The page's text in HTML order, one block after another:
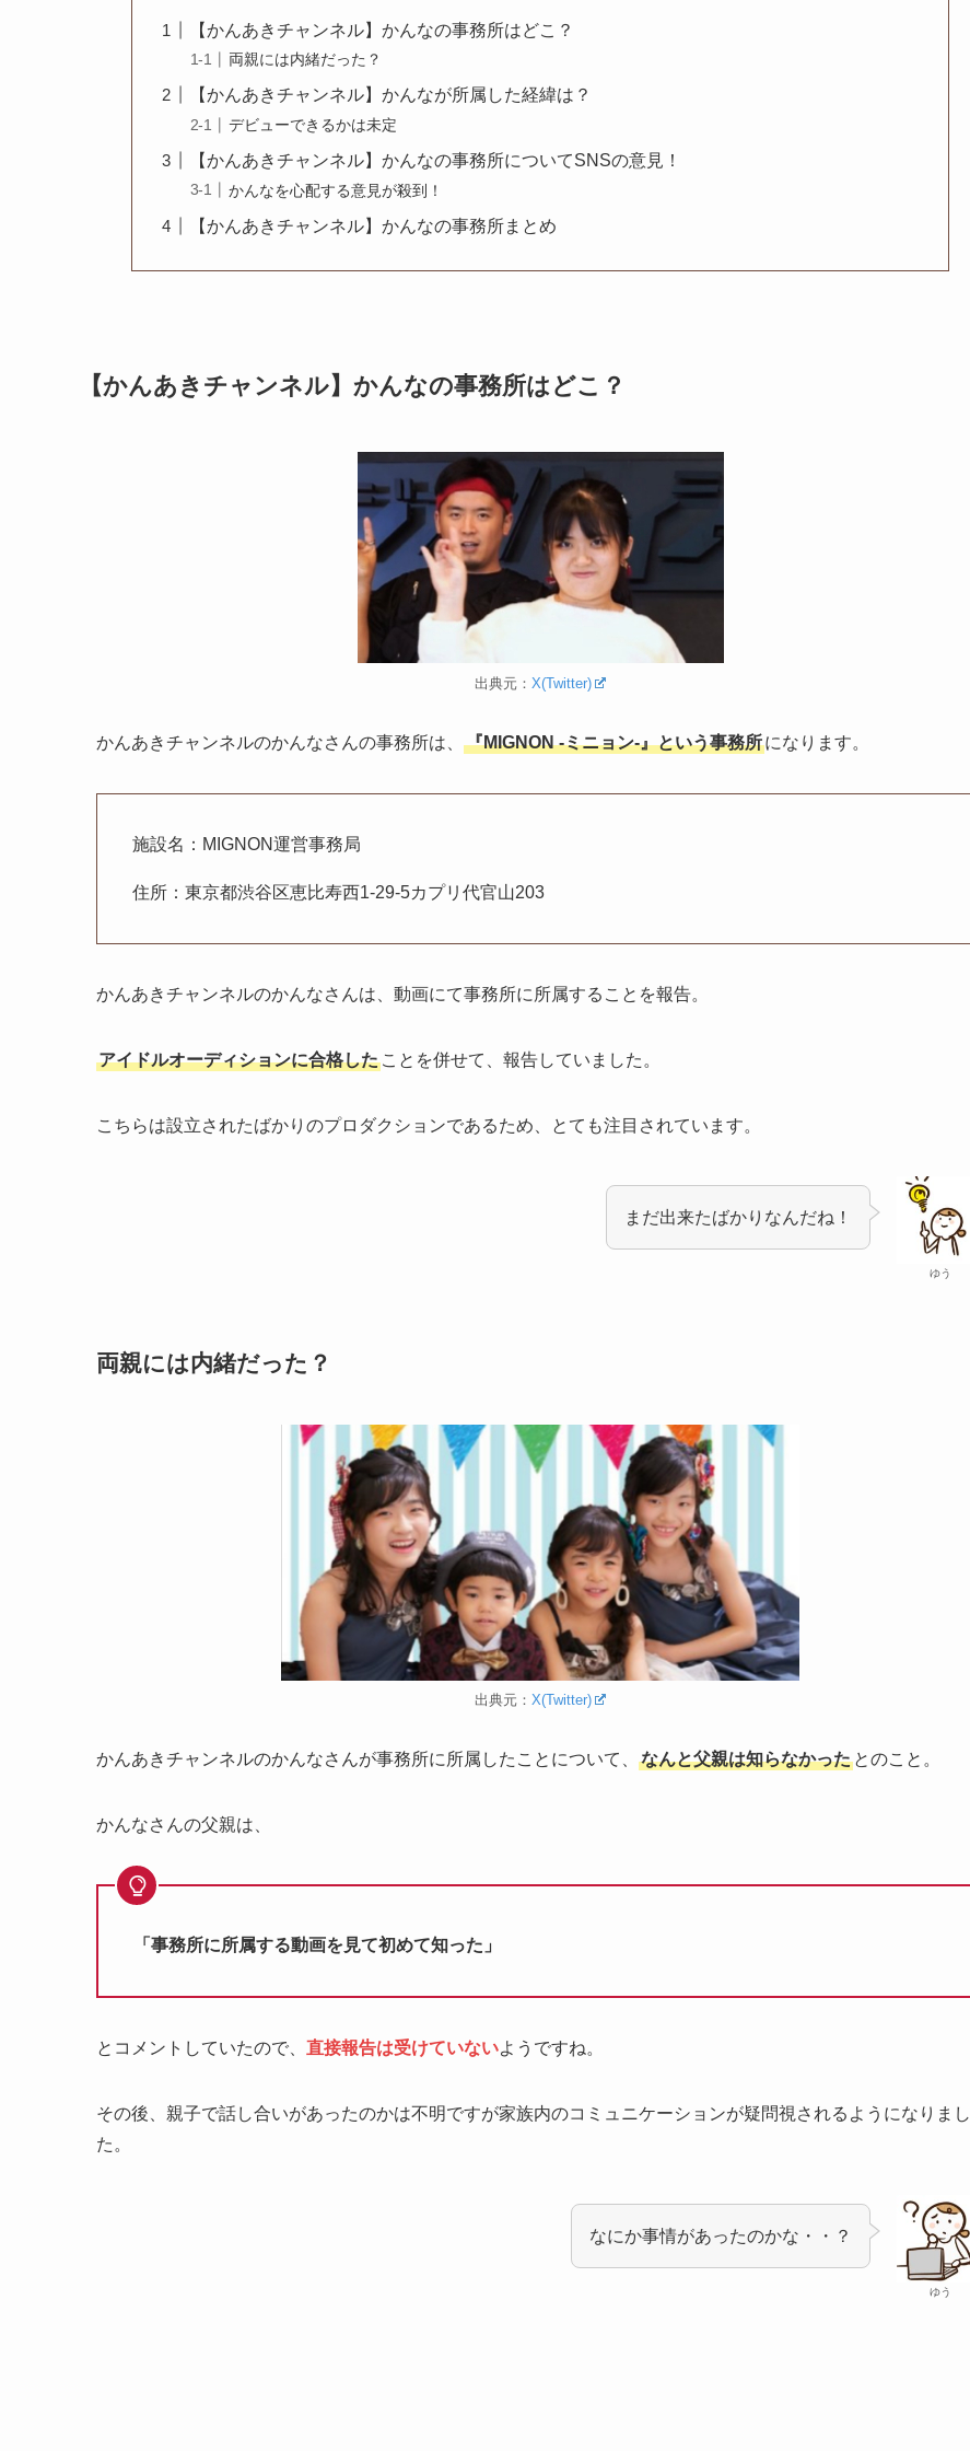
【かんあきチャンネル】かんなの事務所はどこ？
両親には内緒だった？
【かんあきチャンネル】かんなが所属した経緯は？
デビューできるかは未定
【かんあきチャンネル】かんなの事務所についてSNSの意見！
かんなを心配する意見が殺到！
【かんあきチャンネル】かんなの事務所まとめ
【かんあきチャンネル】かんなの事務所はどこ？
出典元： X(Twitter)
かんあきチャンネルのかんなさんの事務所は、 『MIGNON -ミニョン-』という事務所になります。
施設名：MIGNON運営事務局
住所：東京都渋谷区恵比寿西1-29-5カプリ代官山203
かんあきチャンネルのかんなさんは、動画にて事務所に所属することを報告。
アイドルオーディションに合格した ことを併せて、報告していました。
こちらは設立されたばかりのプロダクションであるため、とても注目されています。
ゆう
まだ出来たばかりなんだね！
両親には内緒だった？
出典元： X(Twitter)
かんあきチャンネルのかんなさんが事務所に所属したことについて、 なんと父親は知らなかった とのこと。
かんなさんの父親は、
「事務所に所属する動画を見て初めて知った」
とコメントしていたので、 直接報告は受けていないようですね。
その後、親子で話し合いがあったのかは不明ですが家族内のコミュニケーションが疑問視されるようになりまし
た。
ゆう
なにか事情があったのかな・・？